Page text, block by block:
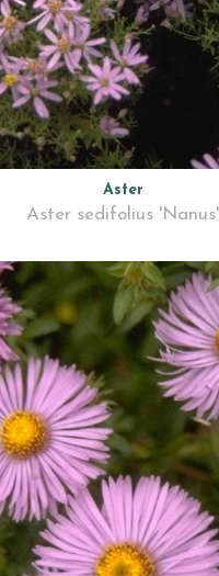
Aster
Aster sedifolius 'Nanus'